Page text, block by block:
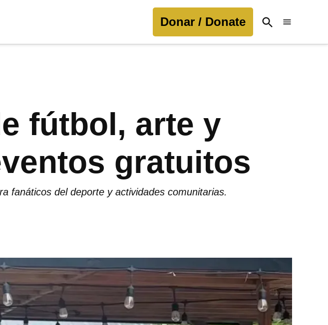
Donar / Donate
Open
Search
fútbol, arte y
gratuitos
fanáticos del deporte y actividades comunitarias.